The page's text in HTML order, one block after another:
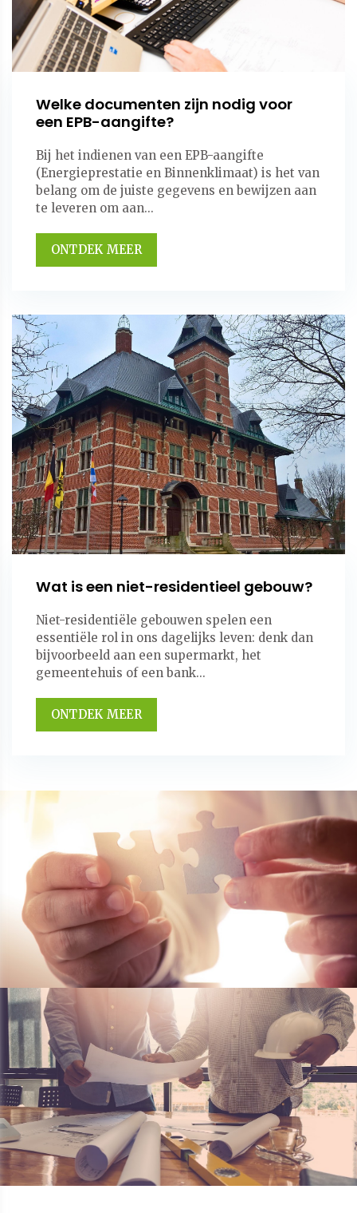
Welke documenten zijn nodig voor
een EPB-aangifte?
Bij het indienen van een EPB-aangifte
(Energieprestatie en Binnenklimaat) is het van
belang om de juiste gegevens en bewijzen aan
te leveren om aan...
ONTDEK MEER
Wat is een niet-residentieel gebouw?
Niet-residentiële gebouwen spelen een
essentiële rol in ons dagelijks leven: denk dan
bijvoorbeeld aan een supermarkt, het
gemeentehuis of een bank...
ONTDEK MEER